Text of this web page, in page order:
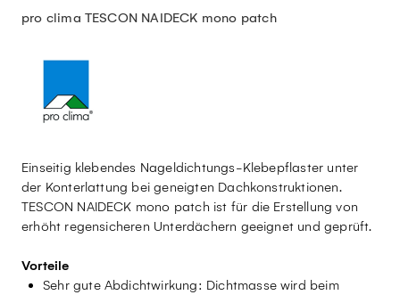
pro clima TESCON NAIDECK mono patch
Einseitig klebendes Nageldichtungs-Klebepflaster unter
der Konterlattung bei geneigten Dachkonstruktionen.
TESCON NAIDECK mono patch ist für die Erstellung von
erhöht regensicheren Unterdächern geeignet und geprüft.
Vorteile
Sehr gute Abdichtwirkung: Dichtmasse wird beim